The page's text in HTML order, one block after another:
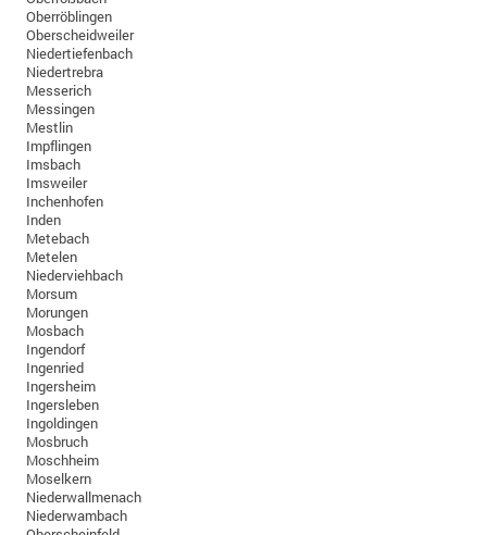
Oberröblingen
Oberscheidweiler
Niedertiefenbach
Niedertrebra
Messerich
Messingen
Mestlin
Impflingen
Imsbach
Imsweiler
Inchenhofen
Inden
Metebach
Metelen
Niederviehbach
Morsum
Morungen
Mosbach
Ingendorf
Ingenried
Ingersheim
Ingersleben
Ingoldingen
Mosbruch
Moschheim
Moselkern
Niederwallmenach
Niederwambach